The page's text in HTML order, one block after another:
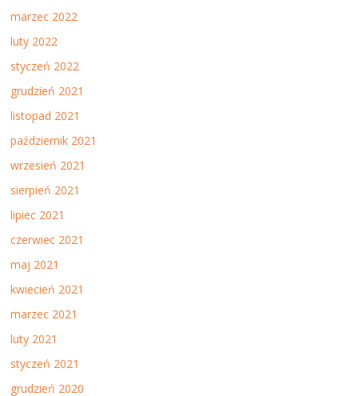
marzec 2022
luty 2022
styczeń 2022
grudzień 2021
listopad 2021
październik 2021
wrzesień 2021
sierpień 2021
lipiec 2021
czerwiec 2021
maj 2021
kwiecień 2021
marzec 2021
luty 2021
styczeń 2021
grudzień 2020